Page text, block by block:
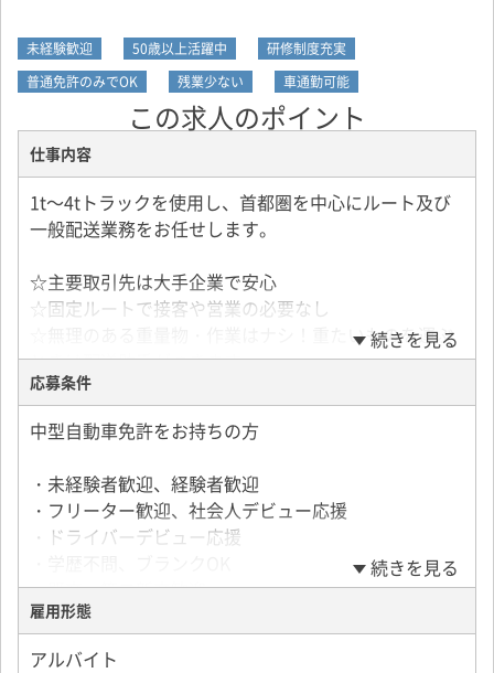
未経験歓迎 50歳以上活躍中
研修制度充実
普通免許のみでOK
残業少ない 車通勤可能
この求人のポイント
仕事内容
1t～4tトラックを使用し、首都圏を中心にルート及び
一般配送業務をお任せします。
☆主要取引先は大手企業で安心
☆固定ルートで接客や営業の必要なし
☆無理のある重量物・作業はナシ！重たいものを運ぶ
ときは配送助手がつきます
☆勤続年数長め！人間関係が良く働きやすさバツグン
◎
勤務時間／8：30～16：30（7時間）
勤務日／月～金
時給／1,200円
社員雇用あり
続きを見る
応募条件
中型自動車免許をお持ちの方
・未経験者歓迎、経験者歓迎
・フリーター歓迎、社会人デビュー応援
・ドライバーデビュー応援
・既卒、第二新卒歓迎
・20代の若手から30代、40代、50代、60代シニア層ま
で幅広く活躍中
続きを見る
雇用形態
アルバイト